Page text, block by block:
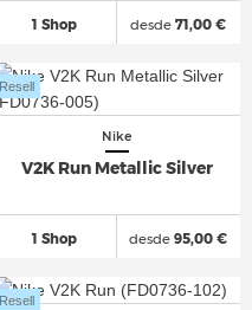
1 Shop desde 71,00 €
Nike
V2K Run Metallic Silver
1 Shop
Resell
desde 95,00 €
Resell